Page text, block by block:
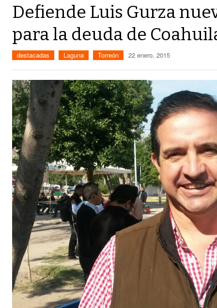
Defiende Luis Gurza
para la deuda de
destacadas Laguna Torreón 22 enero, 2015